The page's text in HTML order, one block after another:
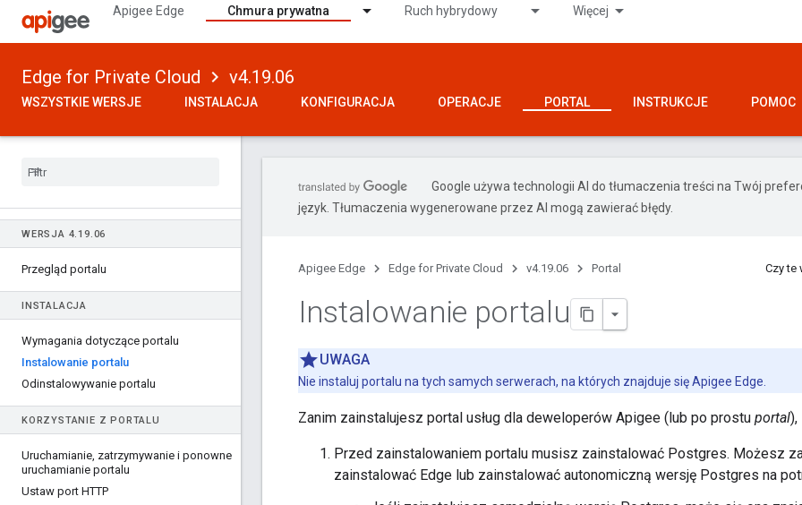
Apigee Edge Chmura prywatna Ruch hybrydowy Więcej
Edge for Private Cloud v4.19.06
WSZYSTKIE WERSJE INSTALACJA KONFIGURACJA OPERACJE PORTAL INSTRUKCJE POMOC
WERSJA 4.19.06
Przegląd portalu
INSTALACJA
Wymagania dotyczące portalu
Instalowanie portalu
Odinstalowywanie portalu
KORZYSTANIE Z PORTALU
Uruchamianie, zatrzymywanie i ponowne
uruchamianie portalu
Ustaw port HTTP
Google używa technologii AI do tłumaczenia treści na Twój
język. Tłumaczenia wygenerowane przez AI mogą zawierać błędy.
Apigee Edge Edge for Private Cloud v4.19.06 Portal Czy te
Instalowanie portalu
UWAGA
Nie instaluj portalu na tych samych serwerach, na których znajduje się Apigee Edge.
Zanim zainstalujesz portal usług dla deweloperów Apigee (lub po prostu portal),
Przed zainstalowaniem portalu musisz zainstalować Postgres. Możesz
zainstalować Edge lub zainstalować autonomiczną wersję Postgres na